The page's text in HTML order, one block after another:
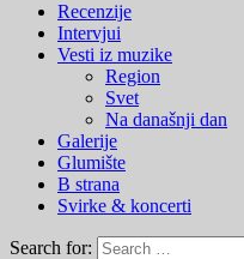
Recenzije
Intervjui
Vesti iz muzike
Region
Svet
Na današnji dan
Galerije
Glumište
B strana
Svirke & koncerti
Search for: